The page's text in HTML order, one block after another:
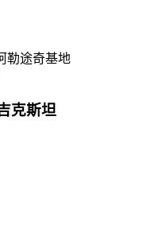
勒途奇基地
克斯坦